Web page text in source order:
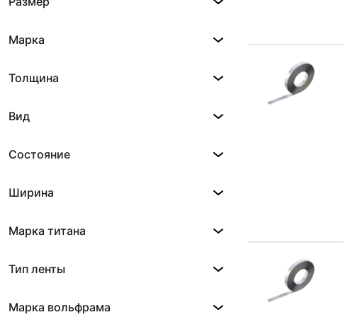
Марка
Толщина
Вид
Состояние
Ширина
Марка титана
Тип ленты
Марка вольфрама